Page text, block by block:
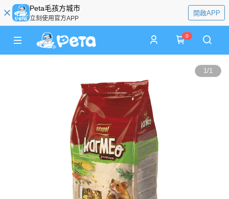
Peta毛孩方城市
立刻使用官方APP
開啟APP
0
1/1